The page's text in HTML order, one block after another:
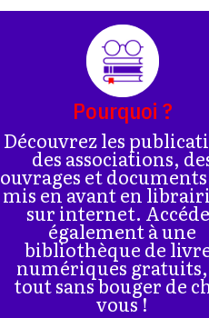
Pourquoi ?
Découvrez les
des associations,
ouvrages et
mis en avant en
sur internet.
également à une
bibliothèque de
numériques
tout sans bouger de
vous !